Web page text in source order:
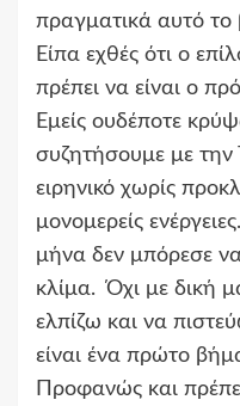
πραγματικά αυτό το
Είπα εχθές ότι ο
πρέπει να είναι ο
Εμείς ουδέποτε
συζητήσουμε με την
ειρηνικό χωρίς
μονομερείς
μήνα δεν μπόρεσε
κλίμα. Όχι με δική
ελπίζω και να
είναι ένα πρώτο
Προφανώς και